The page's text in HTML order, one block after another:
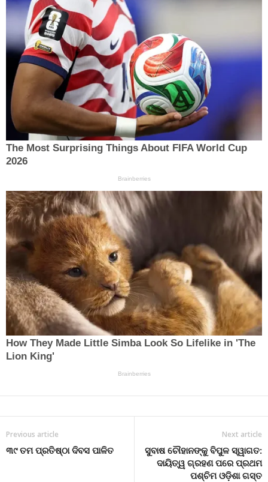
Previous article
୩୯ ତମ ପ୍ରତିଷ୍ଠା ଦିବସ ପାଳିତ
Next article
ସୁବାଷ ଚୌହାନଙ୍କୁ ବିପୁଳ ସ୍ୱାଗତ:
ଦାୟିତ୍ୱ ଗ୍ରହଣ ପରେ ପ୍ରଥମ
ପଶ୍ଚିମ ଓଡ଼ିଶା ଗସ୍ତ